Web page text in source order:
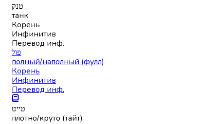
טנק
танк
Корень
Инфинитив
Перевод инф.
פול
полный/наполный (фулл)
Корень
Инфинитив
Перевод инф.
טייט
плотно/круто (тайт)